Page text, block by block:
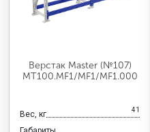
Верстак Master (№107)
MT100.MF1/MF1/MF1.000
Вес, кг 41